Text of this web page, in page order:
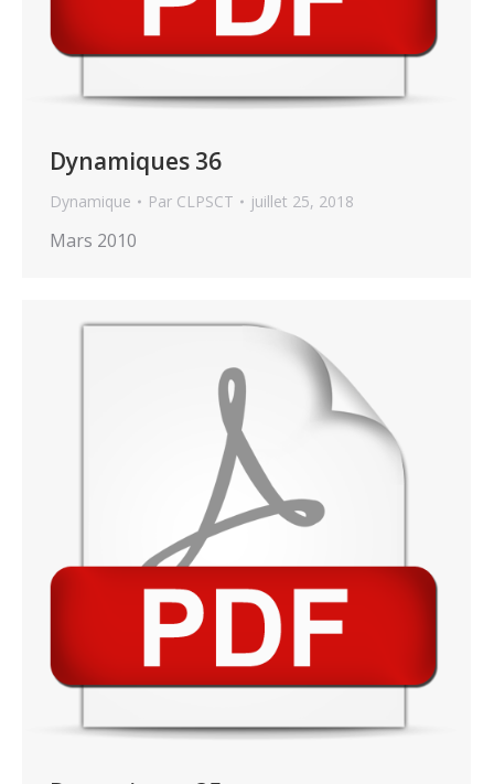
Dynamiques 36
Dynamique Par CLPSCT juillet 25, 2018
Mars 2010